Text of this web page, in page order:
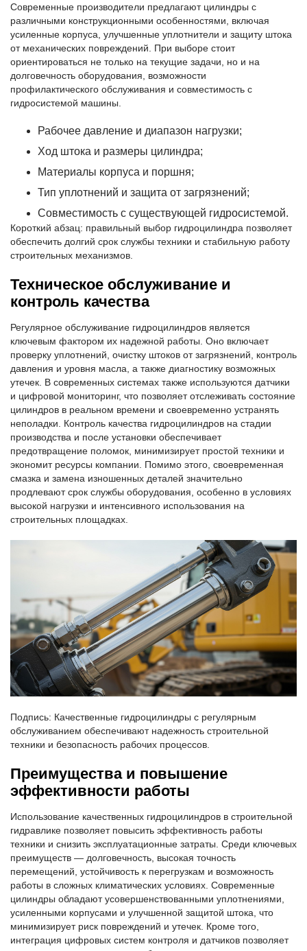
Современные производители предлагают цилиндры с
различными конструкционными особенностями, включая
усиленные корпуса, улучшенные уплотнители и защиту штока
от механических повреждений. При выборе стоит
ориентироваться не только на текущие задачи, но и на
долговечность оборудования, возможности
профилактического обслуживания и совместимость с
гидросистемой машины.
Рабочее давление и диапазон нагрузки;
Ход штока и размеры цилиндра;
Материалы корпуса и поршня;
Тип уплотнений и защита от загрязнений;
Совместимость с существующей гидросистемой.
Короткий абзац: правильный выбор гидроцилиндра позволяет
обеспечить долгий срок службы техники и стабильную работу
строительных механизмов.
Техническое обслуживание и
контроль качества
Регулярное обслуживание гидроцилиндров является
ключевым фактором их надежной работы. Оно включает
проверку уплотнений, очистку штоков от загрязнений, контроль
давления и уровня масла, а также диагностику возможных
утечек. В современных системах также используются датчики
и цифровой мониторинг, что позволяет отслеживать состояние
цилиндров в реальном времени и своевременно устранять
неполадки. Контроль качества гидроцилиндров на стадии
производства и после установки обеспечивает
предотвращение поломок, минимизирует простой техники и
экономит ресурсы компании. Помимо этого, своевременная
смазка и замена изношенных деталей значительно
продлевают срок службы оборудования, особенно в условиях
высокой нагрузки и интенсивного использования на
строительных площадках.
Подпись: Качественные гидроцилиндры с регулярным
обслуживанием обеспечивают надежность строительной
техники и безопасность рабочих процессов.
Преимущества и повышение
эффективности работы
Использование качественных гидроцилиндров в строительной
гидравлике позволяет повысить эффективность работы
техники и снизить эксплуатационные затраты. Среди ключевых
преимуществ — долговечность, высокая точность
перемещений, устойчивость к перегрузкам и возможность
работы в сложных климатических условиях. Современные
цилиндры обладают усовершенствованными уплотнениями,
усиленными корпусами и улучшенной защитой штока, что
минимизирует риск повреждений и утечек. Кроме того,
интеграция цифровых систем контроля и датчиков позволяет